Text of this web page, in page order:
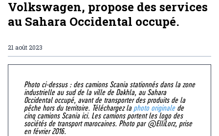
Volkswagen, propose des services
au Sahara Occidental occupé.
21 août 2023
Photo ci-dessus : des camions Scania stationnés dans la zone
industrielle au sud de la ville de Dakhla, au Sahara
Occidental occupé, avant de transporter des produits de la
pêche hors du territoire. Téléchargez la photo originalede
cinq camions Scania ici. Les camions portent les logo des
sociétés de transport marocaines. Photo par @ElliLorz, prise
en février 2016.